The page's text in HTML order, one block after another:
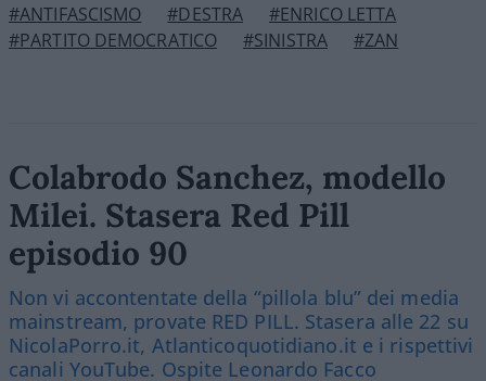
#ANTIFASCISMO #DESTRA
#ENRICO LETTA
#PARTITO DEMOCRATICO
#SINISTRA #ZAN
Colabrodo Sanchez, modello
Milei. Stasera Red Pill
episodio 90
Non vi accontentate della “pillola blu” dei media
mainstream, provate RED PILL. Stasera alle 22 su
NicolaPorro.it, Atlanticoquotidiano.it e i rispettivi
canali YouTube. Ospite Leonardo Facco